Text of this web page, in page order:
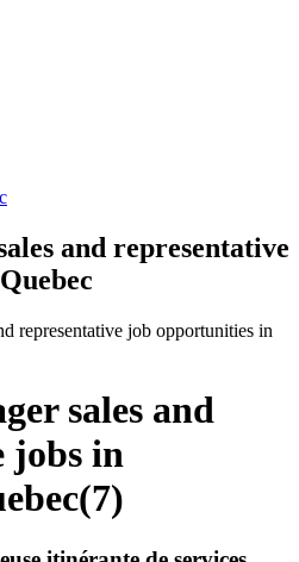
and representative
representative job opportunities in
sales and
jobs in
(7)